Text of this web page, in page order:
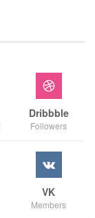
Dribbble
Followers
VK
Members